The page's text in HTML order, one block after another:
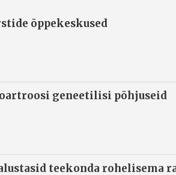
õppekeskused
geneetilisi põhjuseid
teekonda rohelisema